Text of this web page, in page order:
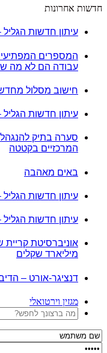
חדשות אחרונות
עיתון חדשות הגליל
עבודה הם לא מה
חישוב מסלול
עיתון חדשות הגליל
סערה בתיק
המרכזיים בקטטה
באים מאהבה
עיתון חדשות הגליל
עיתון חדשות הגליל
אוניברסיטת
מיליארד שקלים
דנציגר-אורט –
מגזין וירטואלי